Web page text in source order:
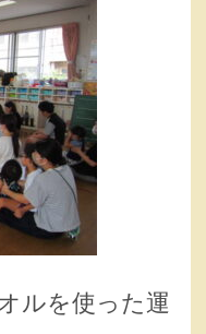
ルを使った運